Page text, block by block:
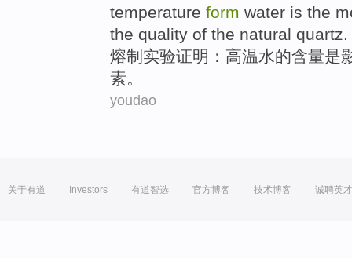
temperature form water is the
the quality of the natural quartz
熔制实验证明 ： 高温水的含量是
素 。
youdao
关于有道 Investors 有道智选 官方博客 技术博客 诚聘英才